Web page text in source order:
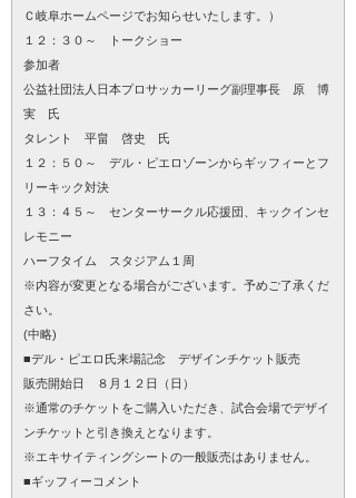
Ｃ岐阜ホームページでお知らせいたします。）
１２：３０～ トークショー
参加者
公益社団法人日本プロサッカーリーグ副理事長 原 博
実 氏
タレント 平畠 啓史 氏
１２：５０～ デル・ピエロゾーンからギッフィーとフ
リーキック対決
１３：４５～ センターサークル応援団、キックインセ
レモニー
ハーフタイム スタジアム１周
※内容が変更となる場合がございます。予めご了承くだ
さい。
(中略)
■デル・ピエロ氏来場記念 デザインチケット販売
販売開始日 ８月１２日（日）
※通常のチケットをご購入いただき、試合会場でデザイ
ンチケットと引き換えとなります。
※エキサイティングシートの一般販売はありません。
■ギッフィーコメント